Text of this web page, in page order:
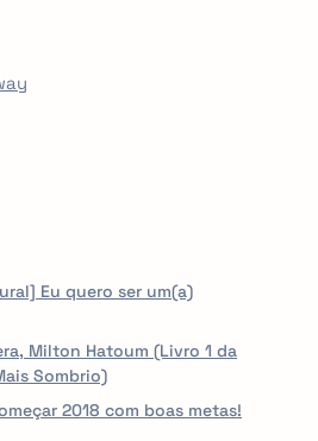
Eu quero ser um(a)
Milton Hatoum (Livro 1 da
Sombrio)
2018 com boas metas!